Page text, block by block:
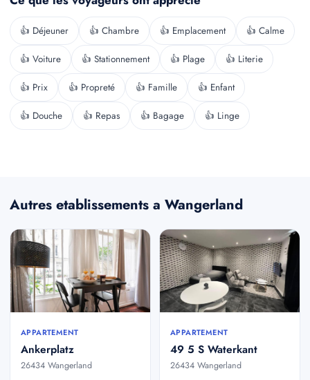
👍 Déjeuner 👍 Chambre 👍 Emplacement 👍 Calme
👍 Voiture 👍 Stationnement 👍 Plage 👍 Literie
👍 Prix 👍 Propreté 👍 Famille 👍 Enfant
👍 Douche 👍 Repas 👍 Bagage 👍 Linge
Autres etablissements a Wangerland
APPARTEMENT
Ankerplatz
26434 Wangerland
APPARTEMENT
49 5 S Waterkant
26434 Wangerland